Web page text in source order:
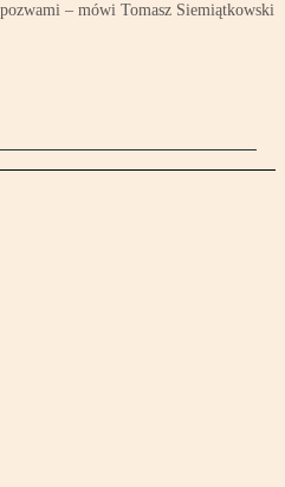
– mówi Tomasz Siemiątkowski